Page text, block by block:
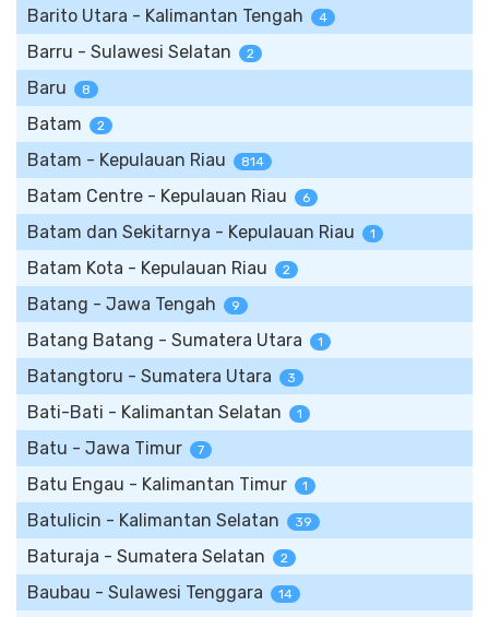
Barito Utara - Kalimantan Tengah 4
Barru - Sulawesi Selatan 2
Baru 8
Batam 2
Batam - Kepulauan Riau 814
Batam Centre - Kepulauan Riau 6
Batam dan Sekitarnya - Kepulauan Riau 1
Batam Kota - Kepulauan Riau 2
Batang - Jawa Tengah 9
Batang Batang - Sumatera Utara 1
Batangtoru - Sumatera Utara 3
Bati-Bati - Kalimantan Selatan 1
Batu - Jawa Timur 7
Batu Engau - Kalimantan Timur 1
Batulicin - Kalimantan Selatan 39
Baturaja - Sumatera Selatan 2
Baubau - Sulawesi Tenggara 14